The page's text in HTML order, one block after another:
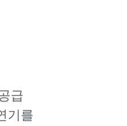
급
기를